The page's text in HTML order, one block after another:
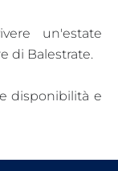
un'estate
di Balestrate.
disponibilità e